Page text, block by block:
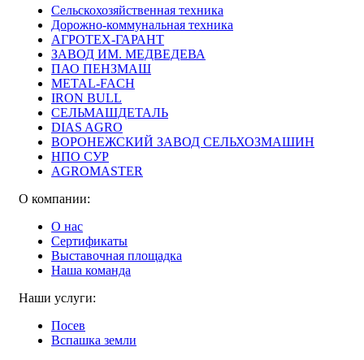
Сельскохозяйственная техника
Дорожно-коммунальная техника
АГРОТЕХ-ГАРАНТ
ЗАВОД ИМ. МЕДВЕДЕВА
ПАО ПЕНЗМАШ
METAL-FACH
IRON BULL
СЕЛЬМАШДЕТАЛЬ
DIAS AGRO
ВОРОНЕЖСКИЙ ЗАВОД СЕЛЬХОЗМАШИН
НПО СУР
AGROMASTER
О компании:
О нас
Сертификаты
Выставочная площадка
Наша команда
Наши услуги:
Посев
Вспашка земли